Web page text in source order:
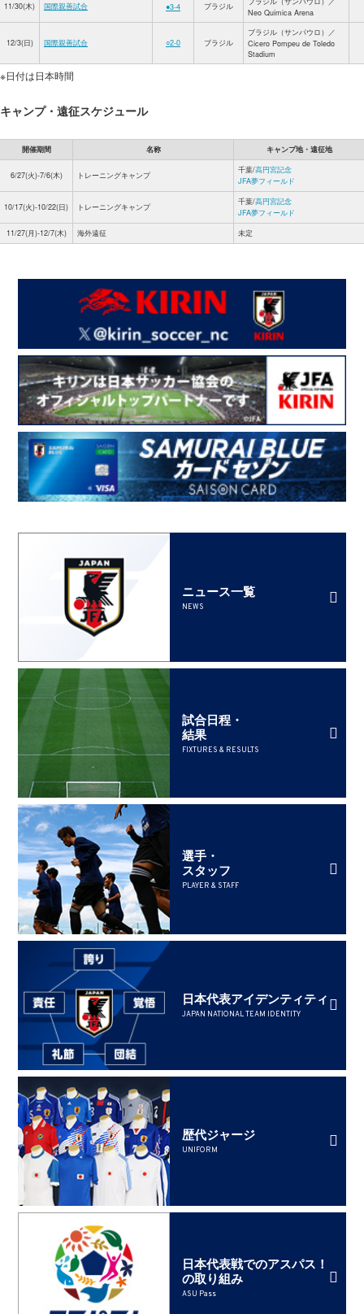
11/30(木) 国際親善試合 ●3-4 ブラジル
Neo Quimica Arena
12/3(日) 国際親善試合 ○2-0 ブラジル
ブラジル（サンパウロ）／
Cicero Pompeu de Toledo
Stadium
※日付は日本時間
キャンプ・遠征スケジュール
開催期間 名称 キャンプ地・遠征地
6/27(火)-7/6(木) トレーニングキャンプ
千葉/高円宮記念
JFA夢フィールド
10/17(火)-10/22(日) トレーニングキャンプ
千葉/高円宮記念
JFA夢フィールド
11/27(月)-12/7(木)
海外遠征 未定
ニュース一覧
NEWS
試合日程・
結果
FIXTURES & RESULTS
選手・
スタッフ
PLAYER & STAFF
日本代表アイデンティティ
JAPAN NATIONAL TEAM IDENTITY
歴代ジャージ
UNIFORM
日本代表戦でのアスパス！
の取り組み
ASU Pass